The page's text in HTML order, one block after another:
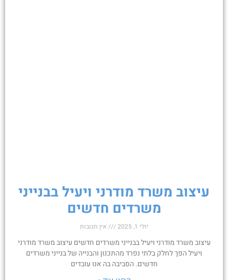
עיצוב משרד מודרני ויעיל בבנייני
משרדים חדשים
יולי 1, 2025 אין תגובות
עיצוב משרד מודרני ויעיל בבנייני משרדים חדשים עיצוב משרד מודרני
ויעיל הפך לחלק בלתי נפרד מהתכנון והבנייה של בנייני משרדים
חדשים. הסביבה בה אנו עובדים